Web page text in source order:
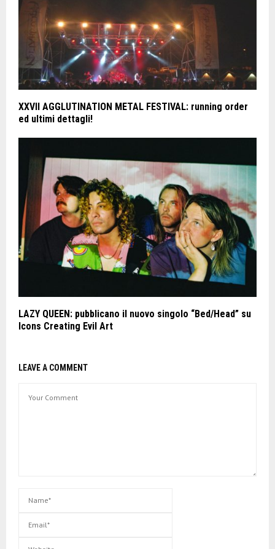
XXVII AGGLUTINATION METAL FESTIVAL: running order
ed ultimi dettagli!
LAZY QUEEN: pubblicano il nuovo singolo “Bed/Head” su
Icons Creating Evil Art
LEAVE A COMMENT